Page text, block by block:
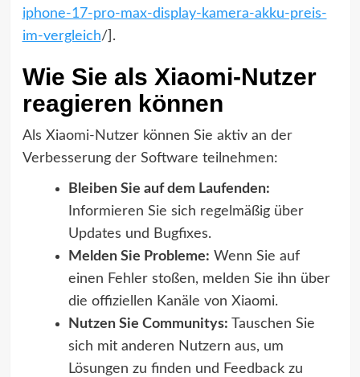
iphone-17-pro-max-display-kamera-akku-preis-
im-vergleich/].
Wie Sie als Xiaomi-Nutzer
reagieren können
Als Xiaomi-Nutzer können Sie aktiv an der
Verbesserung der Software teilnehmen:
Bleiben Sie auf dem Laufenden:
Informieren Sie sich regelmäßig über
Updates und Bugfixes.
Melden Sie Probleme: Wenn Sie auf
einen Fehler stoßen, melden Sie ihn über
die offiziellen Kanäle von Xiaomi.
Nutzen Sie Communitys: Tauschen Sie
sich mit anderen Nutzern aus, um
Lösungen zu finden und Feedback zu